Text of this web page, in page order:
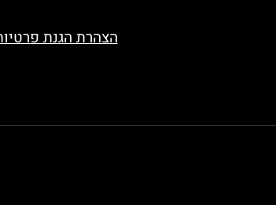
הצהרת הגנת